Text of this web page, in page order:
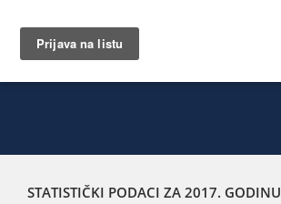
STATISTIČKI PODACI ZA 2017. GODINU